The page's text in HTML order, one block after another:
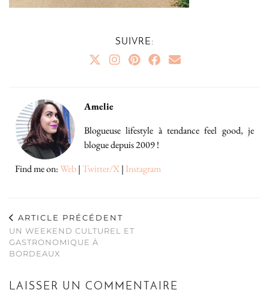
SUIVRE:
Amelie
Blogueuse lifestyle à tendance feel good, je
blogue depuis 2009 !
Find me on:Web|Twitter/X| Instagram
ARTICLE PRÉCÉDENT
UN WEEKEND CULTUREL ET
GASTRONOMIQUE À
BORDEAUX
LAISSER UN COMMENTAIRE